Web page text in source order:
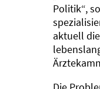
Politik“,
aktuell